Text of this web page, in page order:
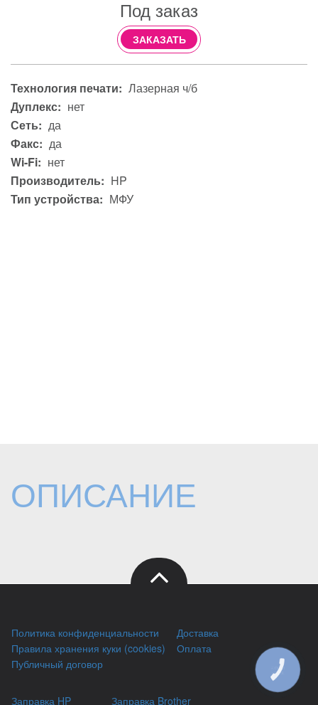
Под заказ
ЗАКАЗАТЬ
Технология печати: Лазерная ч/б
Дуплекс: нет
Сеть: да
Факс: да
Wi-Fi: нет
Производитель: HP
Тип устройства: МФУ
ОПИСАНИЕ
Политика конфиденциальности
Правила хранения куки (cookies)
Публичный договор
Доставка
Оплата
Заправка HP Заправка Brother
КНОПКА
ЗВ'ЯЗКУ